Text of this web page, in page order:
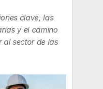
clave, las
y el camino
al sector de las